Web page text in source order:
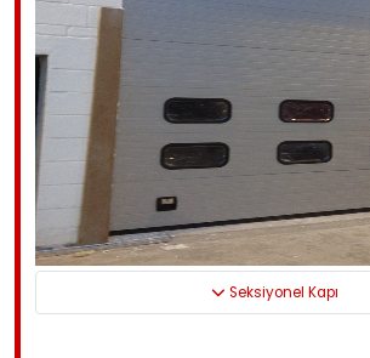
Seksiyonel Kapı